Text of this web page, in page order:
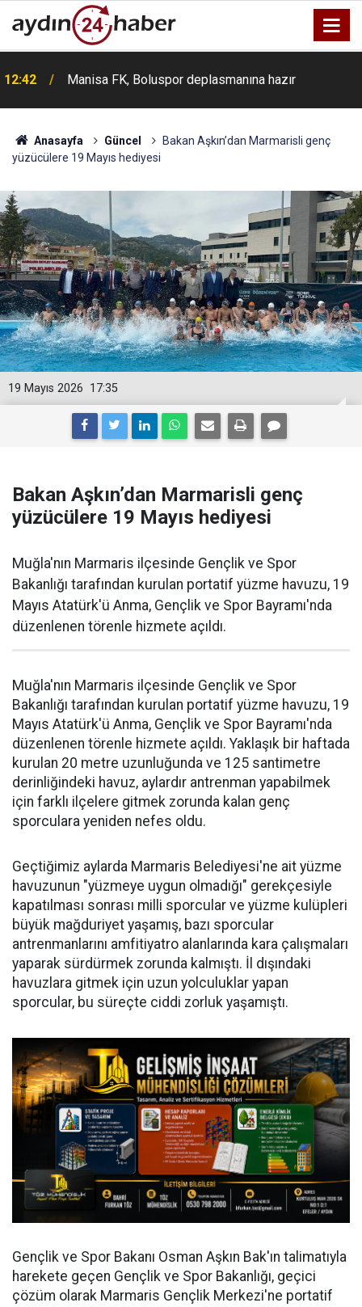
12:42 Manisa FK, Boluspor deplasmanına hazır
Anasayfa Güncel
Bakan Aşkın’dan Marmarisli genç
yüzücülere 19 Mayıs hediyesi
17:35
19 Mayıs 2026
Bakan Aşkın’dan Marmarisli genç
yüzücülere 19 Mayıs hediyesi
Muğla'nın Marmaris ilçesinde Gençlik ve Spor
Bakanlığı tarafından kurulan portatif yüzme havuzu, 19
Mayıs Atatürk'ü Anma, Gençlik ve Spor Bayramı'nda
düzenlenen törenle hizmete açıldı.
Muğla'nın Marmaris ilçesinde Gençlik ve Spor
Bakanlığı tarafından kurulan portatif yüzme havuzu, 19
Mayıs Atatürk'ü Anma, Gençlik ve Spor Bayramı'nda
düzenlenen törenle hizmete açıldı. Yaklaşık bir haftada
kurulan 20 metre uzunluğunda ve 125 santimetre
derinliğindeki havuz, aylardır antrenman yapabilmek
için farklı ilçelere gitmek zorunda kalan genç
sporculara yeniden nefes oldu.
Geçtiğimiz aylarda Marmaris Belediyesi'ne ait yüzme
havuzunun "yüzmeye uygun olmadığı" gerekçesiyle
kapatılması sonrası milli sporcular ve yüzme kulüpleri
büyük mağduriyet yaşamış, bazı sporcular
antrenmanlarını amfitiyatro alanlarında kara çalışmaları
yaparak sürdürmek zorunda kalmıştı. İl dışındaki
havuzlara gitmek için uzun yolculuklar yapan
sporcular, bu süreçte ciddi zorluk yaşamıştı.
Gençlik ve Spor Bakanı Osman Aşkın Bak'ın talimatıyla
harekete geçen Gençlik ve Spor Bakanlığı, geçici
çözüm olarak Marmaris Gençlik Merkezi'ne portatif